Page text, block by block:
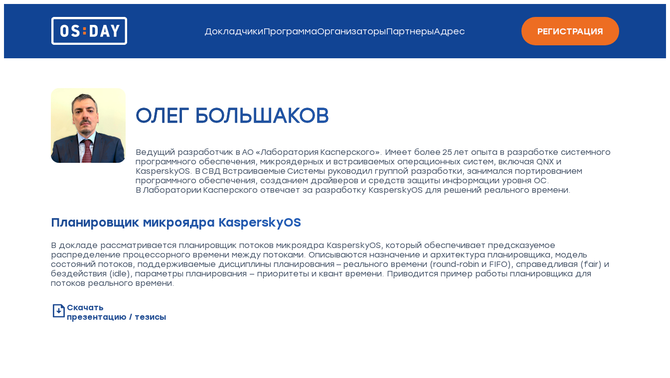
ДокладчикиПрограммаОрганизаторыПартнерыАдрес РЕГИСТРАЦИЯ
ОЛЕГ БОЛЬШАКОВ
Ведущий разработчик в АО «Лаборатория Касперского». Имеет более 25 лет опыта в разработке системного
программного обеспечения, микроядерных и встраиваемых операционных систем, включая QNX и
KasperskyOS. В СВД Встраиваемые Системы руководил группой разработки, занимался портированием
программного обеспечения, созданием драйверов и средств защиты информации уровня ОС.
В Лаборатории Касперского отвечает за разработку KasperskyOS для решений реального времени.
Планировщик микроядра KasperskyOS
В докладе рассматривается планировщик потоков микроядра KasperskyOS, который обеспечивает предсказуемое
распределение процессорного времени между потоками. Описываются назначение и архитектура планировщика, модель
состояний потоков, поддерживаемые дисциплины планирования — реального времени (round-robin и FIFO), справедливая (fair) и
бездействия (idle), параметры планирования — приоритеты и квант времени. Приводится пример работы планировщика для
потоков реального времени.
Скачать
презентацию / тезисы